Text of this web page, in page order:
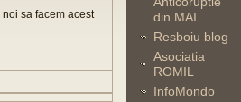
sa facem acest
din MAI
Resboiu blog
Asociatia
ROMIL
InfoMondo